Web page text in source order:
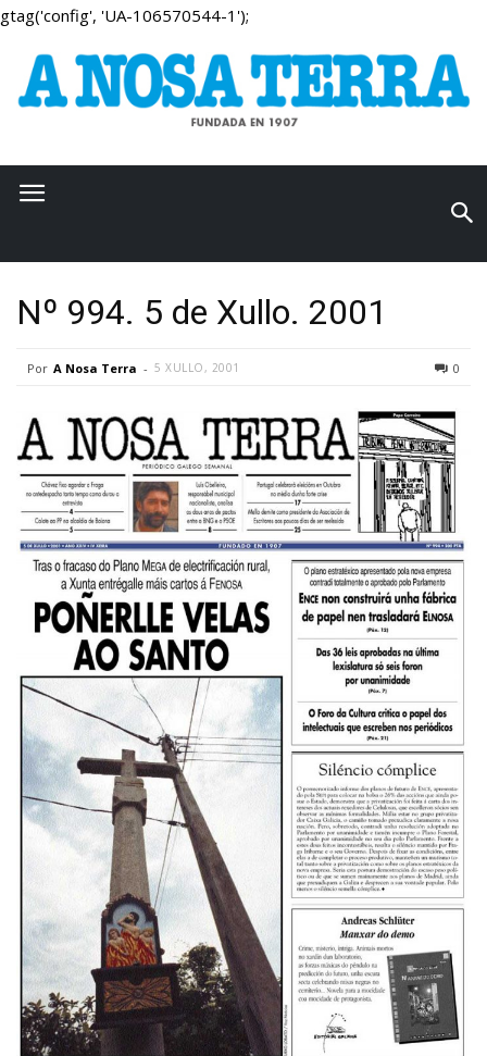
gtag('config', 'UA-106570544-1');
Nº 994. 5 de Xullo. 2001
Por A Nosa Terra - 5 XULLO, 2001 0